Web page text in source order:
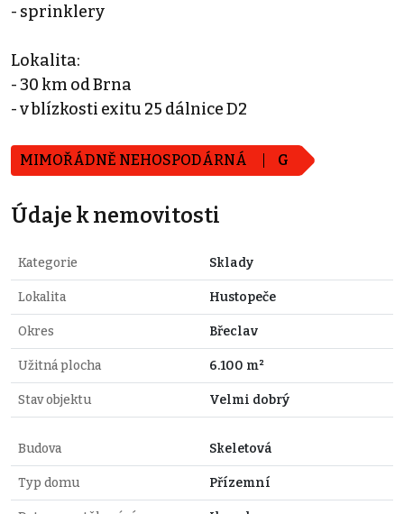
- sprinklery
Lokalita:
- 30 km od Brna
- v blízkosti exitu 25 dálnice D2
MIMOŘÁDNĚ NEHOSPODÁRNÁ G
Údaje k nemovitosti
Kategorie Sklady
Lokalita Hustopeče
Okres Břeclav
Užitná plocha 6.100 m²
Stav objektu Velmi dobrý
Budova Skeletová
Typ domu Přízemní